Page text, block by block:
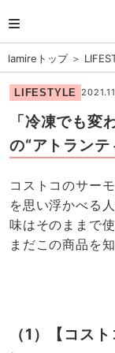
lamireトップ＞
LIFESTYLE
「冷凍でも変
の“アトランテ
コストコのサー
を思い浮かべる
味はそのままで
まだこの商品を
（1）【コス